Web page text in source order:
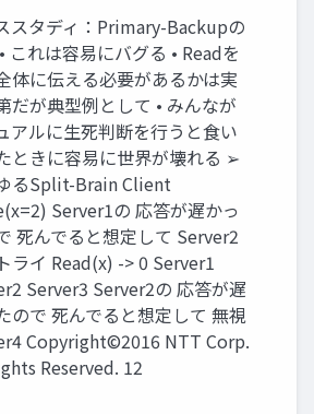
スタディ：Primary-Backupの
これは容易にバグる • Readを
体に伝える必要があるかは実
だが典型例として • みんなが
アルに生死判断を行うと食い
ときに容易に世界が壊れる ➢
るSplit-Brain Client
Server1の 応答が遅かっ
死んでると想定して Server2
ライ Read(x) -> 0 Server1
Server3 Server2の 応答が遅
ので 死んでると想定して 無視
Copyright©2016 NTT Corp.
Reserved. 12